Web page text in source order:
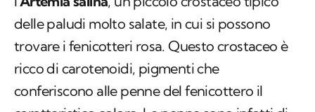
ricco di carotenoidi, pigmenti che
conferiscono alle penne del fenicottero il
caratteristico colore. Le penne sono infatti di
colore più acceso se la dieta contiene una
grande quantità di Artemia salina, mentre